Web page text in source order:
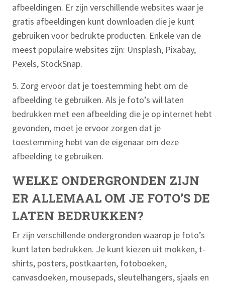
afbeeldingen. Er zijn verschillende websites waar je
gratis afbeeldingen kunt downloaden die je kunt
gebruiken voor bedrukte producten. Enkele van de
meest populaire websites zijn: Unsplash, Pixabay,
Pexels, StockSnap.
5. Zorg ervoor dat je toestemming hebt om de
afbeelding te gebruiken. Als je foto’s wil laten
bedrukken met een afbeelding die je op internet hebt
gevonden, moet je ervoor zorgen dat je
toestemming hebt van de eigenaar om deze
afbeelding te gebruiken.
WELKE ONDERGRONDEN ZIJN
ER ALLEMAAL OM JE FOTO’S DE
LATEN BEDRUKKEN?
Er zijn verschillende ondergronden waarop je foto’s
kunt laten bedrukken. Je kunt kiezen uit mokken, t-
shirts, posters, postkaarten, fotoboeken,
canvasdoeken, mousepads, sleutelhangers, sjaals en